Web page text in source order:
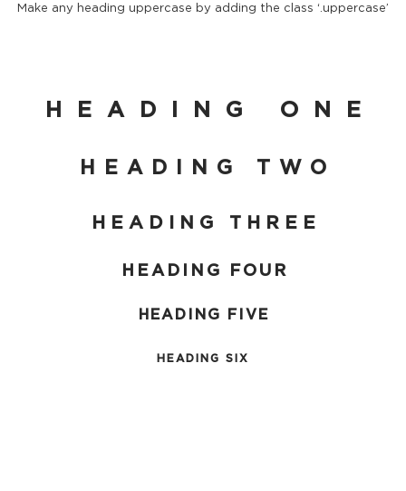
Make any heading uppercase by adding the class ‘.uppercase’
HEADING ONE
HEADING TWO
HEADING THREE
HEADING FOUR
HEADING FIVE
HEADING SIX